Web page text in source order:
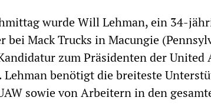
wurde Will Lehman, ein 34-
bei Mack Trucks in Macungie
zum Präsidenten der United
benötigt die breiteste
sowie von Arbeitern in den